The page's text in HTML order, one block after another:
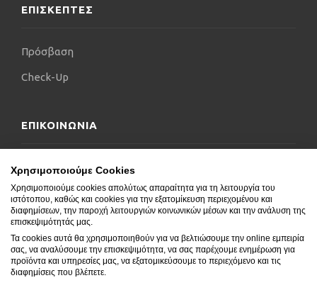
ΕΠΙΣΚΕΠΤΕΣ
Πρόσβαση
Check-Up
ΕΠΙΚΟΙΝΩΝΙΑ
Επικοινωνήστε μαζί μας
Δήλωση Προσβασιμότητας
Συχνές Ερωτήσεις
Blog
Χρησιμοποιούμε Cookies
Χρησιμοποιούμε cookies απολύτως απαραίτητα για τη λειτουργία του
ιστότοπου, καθώς και cookies για την εξατομίκευση περιεχομένου και
διαφημίσεων, την παροχή λειτουργιών κοινωνικών μέσων και την ανάλυση της
επισκεψιμότητάς μας.
Τα cookies αυτά θα χρησιμοποιηθούν για να βελτιώσουμε την online εμπειρία
σας, να αναλύσουμε την επισκεψιμότητα, να σας παρέχουμε ενημέρωση για
προϊόντα και υπηρεσίες μας, να εξατομικεύσουμε το περιεχόμενο και τις
διαφημίσεις που βλέπετε.